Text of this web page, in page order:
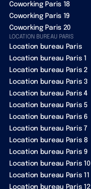
Coworking Paris 18
Coworking Paris 19
Coworking Paris 20
LOCATION BUREAU PARIS
Location bureau Paris
Location bureau Paris 1
Location bureau Paris 2
Location bureau Paris 3
Location bureau Paris 4
Location bureau Paris 5
Location bureau Paris 6
Location bureau Paris 7
Location bureau Paris 8
Location bureau Paris 9
Location bureau Paris 10
Location bureau Paris 11
Location bureau Paris 12